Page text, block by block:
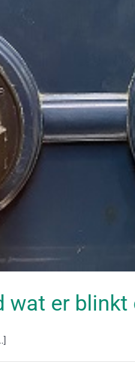
wat er blinkt